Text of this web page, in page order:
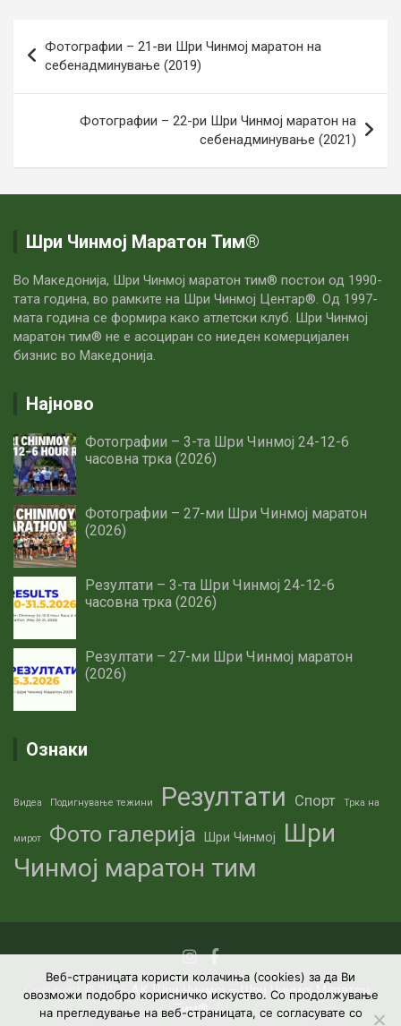
на
напис
Фотографии – 21-ви Шри Чинмој маратон на
себенадминување (2019)
Фотографии – 22-ри Шри Чинмој маратон на
себенадминување (2021)
Шри Чинмој Маратон Тим®
Во Македонија, Шри Чинмој маратон тим® постои од 1990-
тата година, во рамките на Шри Чинмој Центар®. Од 1997-
мата година се формира како атлетски клуб. Шри Чинмој
маратон тим® не е асоциран со ниеден комерцијален
бизнис во Македонија.
Најново
Фотографии – 3-та Шри Чинмој 24-12-6
часовна трка (2026)
Фотографии – 27-ми Шри Чинмој маратон
(2026)
Резултати – 3-та Шри Чинмој 24-12-6
часовна трка (2026)
Резултати – 27-ми Шри Чинмој маратон
(2026)
Ознаки
Видеа Подигнување тежини Резултати Спорт Трка на
мирот Фото галерија Шри Чинмој
Шри
Чинмој маратон тим
Copyright © 2026АК Шри Чинмој – Шри Чинмој Маратон
Тим®
Веб-страницата користи колачиња (cookies) за да Ви
овозможи подобро корисничко искуство. Со продолжување
на прегледување на веб-страницата, се согласувате со